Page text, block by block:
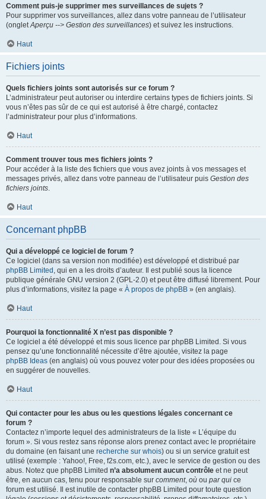
Comment puis-je supprimer mes surveillances de sujets ?
Pour supprimer vos surveillances, allez dans votre panneau de l’utilisateur
(ongletAperçu --> Gestion des surveillances) et suivez les instructions.
Haut
Fichiers joints
Quels fichiers joints sont autorisés sur ce forum ?
L’administrateur peut autoriser ou interdire certains types de fichiers joints. Si
vous n’êtes pas sûr de ce qui est autorisé à être chargé, contactez
l’administrateur pour plus d’informations.
Haut
Comment trouver tous mes fichiers joints ?
Pour accéder à la liste des fichiers que vous avez joints à vos messages et
messages privés, allez dans votre panneau de l’utilisateur puis Gestion des
fichiers joints.
Haut
Concernant phpBB
Qui a développé ce logiciel de forum ?
Ce logiciel (dans sa version non modifiée) est développé et distribué par
phpBB Limited , qui en a les droits d’auteur. Il est publié sous la licence
publique générale GNU version 2 (GPL-2.0) et peut être diffusé librement. Pour
plus d’informations, visitez la page « À propos de phpBB » (en anglais).
Haut
Pourquoi la fonctionnalité X n’est pas disponible ?
Ce logiciel a été développé et mis sous licence par phpBB Limited. Si vous
pensez qu’une fonctionnalité nécessite d’être ajoutée, visitez la page
phpBB Ideas (en anglais) où vous pouvez voter pour des idées proposées ou
en suggérer de nouvelles.
Haut
Qui contacter pour les abus ou les questions légales concernant ce
forum ?
Contactez n’importe lequel des administrateurs de la liste « L’équipe du
forum ». Si vous restez sans réponse alors prenez contact avec le propriétaire
du domaine (en faisant une recherche sur whois) ou si un service gratuit est
utilisé (exemple : Yahoo!, Free, f2s.com, etc.), avec le service de gestion ou des
abus. Notez que phpBB Limited n’a absolument aucun contrôle et ne peut
être, en aucun cas, tenu pour responsable sur comment, où ou par qui ce
forum est utilisé. Il est inutile de contacter phpBB Limited pour toute question